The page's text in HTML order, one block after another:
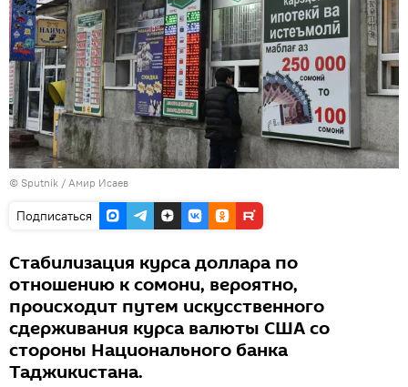
© Sputnik / Амир Исаев
Подписаться
Стабилизация курса доллара по
отношению к сомони, вероятно,
происходит путем искусственного
сдерживания курса валюты США со
стороны Национального банка
Таджикистана.